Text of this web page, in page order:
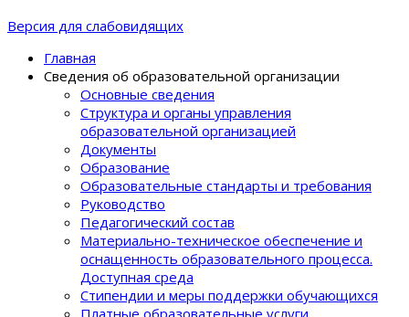
Версия для слабовидящих
Главная
Сведения об образовательной организации
Основные сведения
Структура и органы управления
образовательной организацией
Документы
Образование
Образовательные стандарты и требования
Руководство
Педагогический состав
Материально-техническое обеспечение и
оснащенность образовательного процеcса.
Доступная среда
Стипендии и меры поддержки обучающихся
Платные образовательные услуги